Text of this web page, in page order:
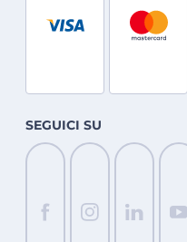
SEGUICI SU